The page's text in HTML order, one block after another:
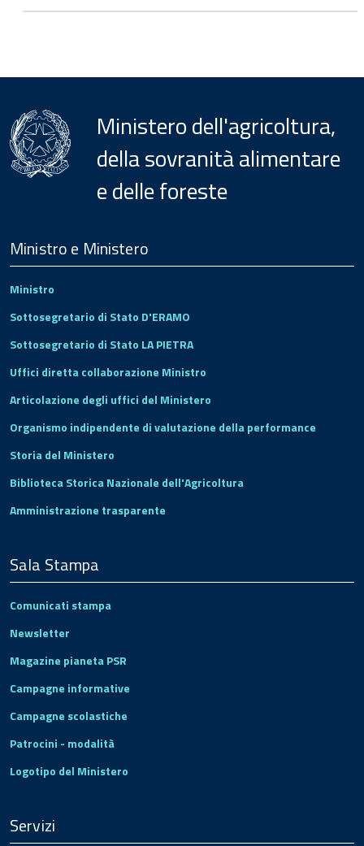
Ministero dell'agricoltura,
della sovranità alimentare
e delle foreste
Footer
Ministro e Ministero
Ministro
Sottosegretario di Stato D'ERAMO
Sottosegretario di Stato LA PIETRA
Uffici diretta collaborazione Ministro
Articolazione degli uffici del Ministero
Organismo indipendente di valutazione della performance
Storia del Ministero
Biblioteca Storica Nazionale dell'Agricoltura
Amministrazione trasparente
Sala Stampa
Comunicati stampa
Newsletter
Magazine pianeta PSR
Campagne informative
Campagne scolastiche
Patrocini - modalità
Logotipo del Ministero
Servizi